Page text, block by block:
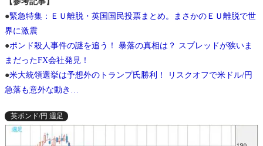
●緊急特集：ＥＵ離脱・英国国民投票まとめ。まさかのＥＵ離脱で世
界に激震
●ポンド殺人事件の謎を追う！ 暴落の真相は？ スプレッドが狭いま
まだったFX会社発見！
●米大統領選挙は予想外のトランプ氏勝利！ リスクオフで米ドル/円
急落も意外な動き…
英ポンド/円 週足